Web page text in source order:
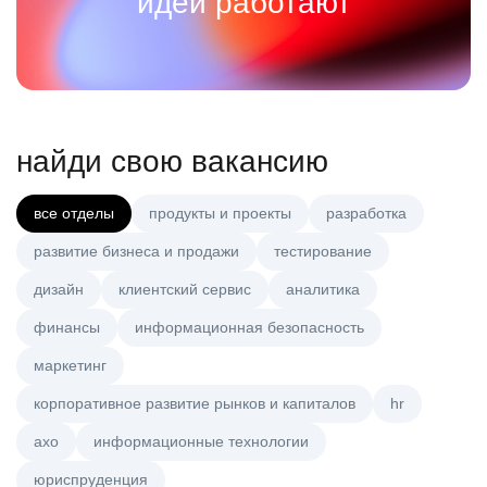
найди свою вакансию
все отделы продукты и проекты разработка
развитие бизнеса и продажи тестирование
дизайн клиентский сервис аналитика
финансы информационная безопасность
маркетинг
корпоративное развитие рынков и капиталов hr
axo информационные технологии
юриспруденция